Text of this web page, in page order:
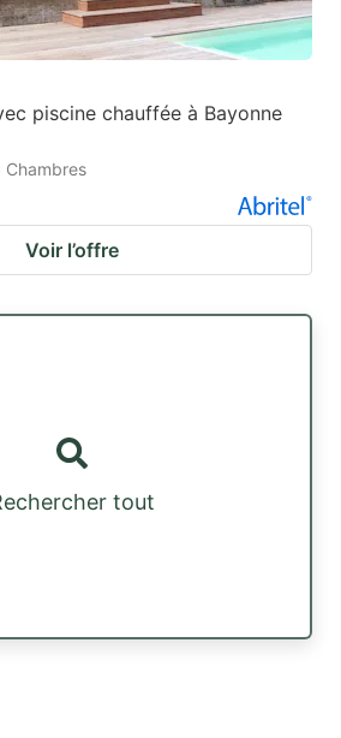
piscine chauffée à Bayonne
Chambres
Voir l’offre
tout